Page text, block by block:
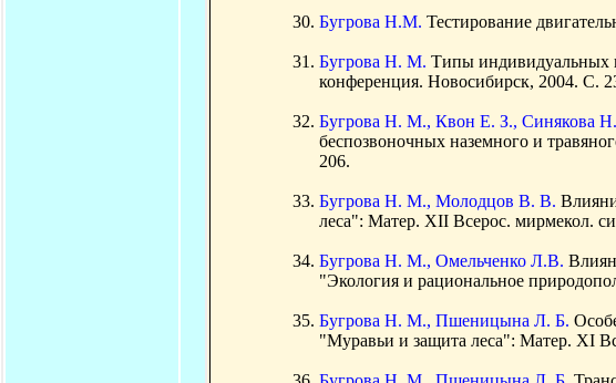
Бугрова Н.М. Тестирование
Бугрова Н. М. Типы индивидуальных
конференция. Новосибирск, 2004. С.
Бугрова Н. М., Квон Е. З., Синякова
беспозвоночных наземного и
206.
Бугрова Н. М., Молодцов В. В.
леса": Матер. XII Всерос. мирмекол.
Бугрова Н. М., Омельченко Л.В.
"Экология и рациональное
Бугрова Н. М., Пшеницына Л. Б.
"Муравьи и защита леса": Матер. XI